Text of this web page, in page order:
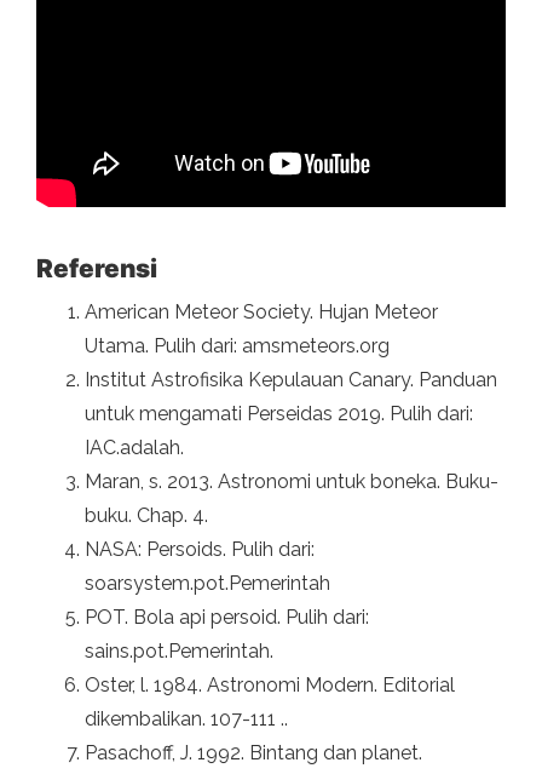
Referensi
American Meteor Society. Hujan Meteor
Utama. Pulih dari: amsmeteors.org
Institut Astrofisika Kepulauan Canary. Panduan
untuk mengamati Perseidas 2019. Pulih dari:
IAC.adalah.
Maran, s. 2013. Astronomi untuk boneka. Buku-
buku. Chap. 4.
NASA: Persoids. Pulih dari:
soarsystem.pot.Pemerintah
POT. Bola api persoid. Pulih dari:
sains.pot.Pemerintah.
Oster, l. 1984. Astronomi Modern. Editorial
dikembalikan. 107-111 ..
Pasachoff, J. 1992. Bintang dan planet.